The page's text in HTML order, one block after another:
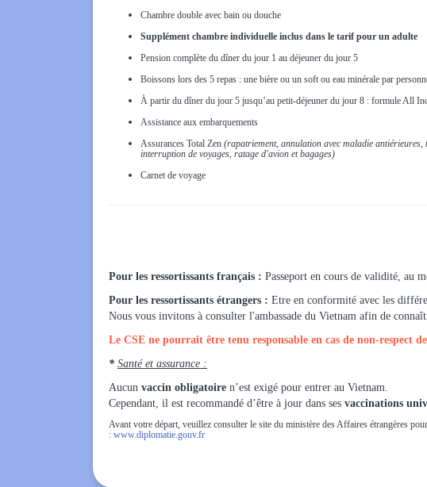
Chambre double avec bain ou douche
Supplément chambre individuelle inclus dans le tarif pour un adulte
Pension complète du dîner du jour 1 au déjeuner du jour 5
Boissons lors des 5 repas : une bière ou un soft ou eau minérale par
À partir du dîner du jour 5 jusqu’au petit-déjeuner du jour 8 : formule All
Assistance aux embarquements
Assurances Total Zen (rapatriement, annulation avec maladie antiérieures,
interruption de voyages, ratage d'avion et bagages)
Carnet de voyage
Pour les ressortissants français : Passeport en cours de validité, au
Pour les ressortissants étrangers : Etre en conformité avec les
Nous vous invitons à consulter l'ambassade du Vietnam afin de
Le CSE ne pourrait être tenu responsable en cas de non-respect
* Santé et assurance :
Aucun vaccin obligatoire n’est exigé pour entrer au Vietnam.
Cependant, il est recommandé d’être à jour dans ses vaccinations
Avant votre départ, veuillez consulter le site du ministère des Affaires étrangères
: www.diplomatie.gouv.fr